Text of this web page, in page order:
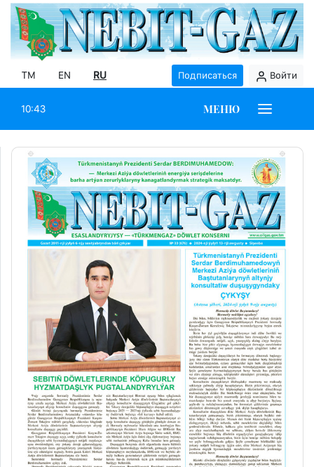
TM EN RU Подписаться Войти
10:43 МЕНЮ